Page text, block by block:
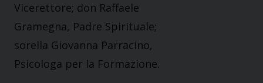
Vicerettore; don Raffaele
Gramegna, Padre Spirituale;
sorella Giovanna Parracino,
Psicologa per la Formazione.